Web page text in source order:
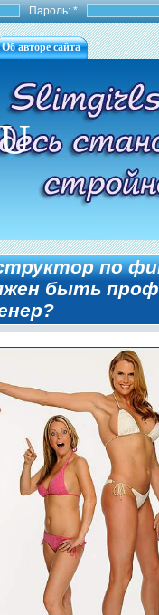
Пароль:*
Об авторе сайта
по
быть